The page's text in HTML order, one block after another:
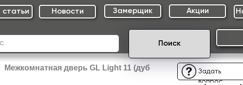
Новости Замерщик Акции
cтатьи
Поиск
Задать
вопрос
Межкомнатная дверь GL Light 11 (дуб